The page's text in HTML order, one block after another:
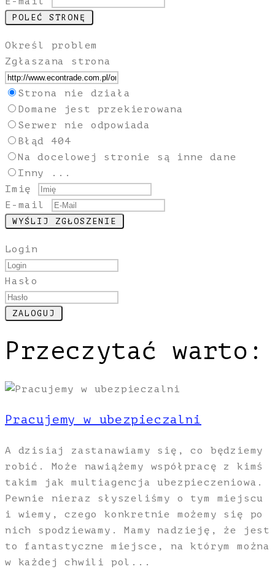
Określ problem
Zgłaszana strona
Strona nie działa
Domane jest przekierowana
Serwer nie odpowiada
Błąd 404
Na docelowej stronie są inne dane
Inny ...
Imię
E-mail
Login
Hasło
Przeczytać warto:
Pracujemy w ubezpieczalni
A dzisiaj zastanawiamy się, co będziemy
robić. Może nawiążemy współpracę z kimś
takim jak multiagencja ubezpieczeniowa.
Pewnie nieraz słyszeliśmy o tym miejscu
i wiemy, czego konkretnie możemy się po
nich spodziewamy. Mamy nadzieję, że jest
to fantastyczne miejsce, na którym można
w każdej chwili pol...